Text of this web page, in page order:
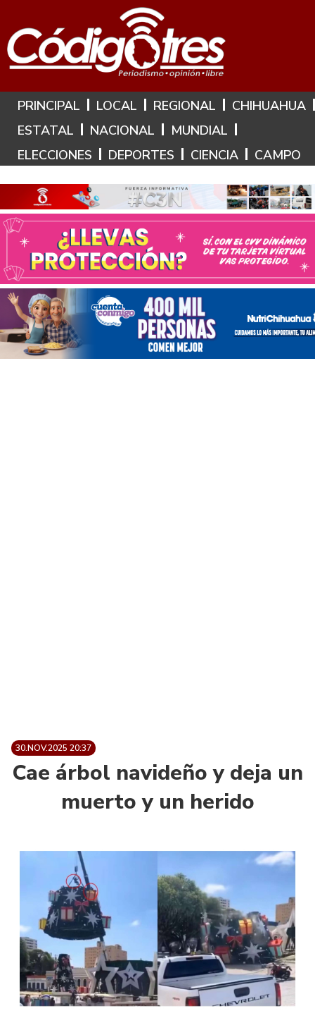
Hoy es: 7 de Agosto de 2026
PRINCIPAL LOCAL REGIONAL
CHIHUAHUA
ESTATAL
NACIONAL
MUNDIAL
ELECCIONES
DEPORTES CIENCIA CAMPO
30.NOV.2025 20:37
Cae árbol navideño y deja un
muerto y un herido